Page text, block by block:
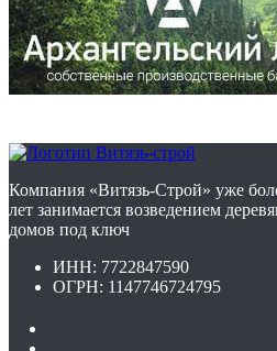
Компания «Витязь-Строй» уже
лет занимается возведением
домов под ключ
ИНН: 7722847590
ОГРН: 1147746724795